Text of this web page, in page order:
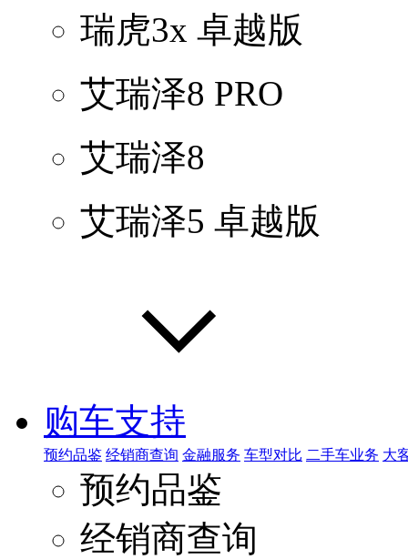
瑞虎3x 卓越版
艾瑞泽8 PRO
艾瑞泽8
艾瑞泽5 卓越版
购车支持
预约品鉴 经销商查询 金融服务 车型对比 二手车业务 大
预约品鉴
经销商查询